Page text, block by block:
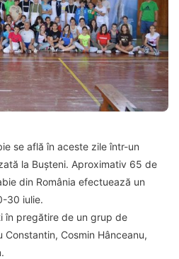
se află în aceste zile într-un
la Bușteni. Aproximativ 65 de
din România efectuează un
30 iulie.
în pregătire de un grup de
Cosmin Hânceanu,